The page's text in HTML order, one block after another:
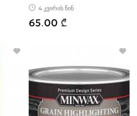
4 კვირის წინ
65.00 ₾